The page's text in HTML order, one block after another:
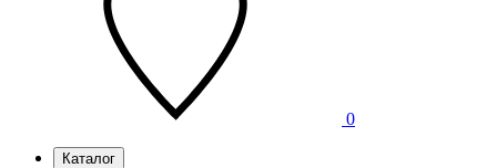
0
Каталог